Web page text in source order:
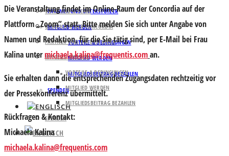
PARTNER UND UNTERSTÜTZER
MITGLIED WERDEN
VORTEILE & BEDINGUNGEN
MITGLIED WERDEN
MITGLIEDSBEITRAG BEZAHLEN
SPENDEN
VORSTAND & TEAM
GESCHICHTE DER CONCORDIA
PARTNER UND UNTERSTÜTZER
MITGLIED WERDEN
VORTEILE & BEDINGUNGEN
MITGLIED WERDEN
MITGLIEDSBEITRAG BEZAHLEN
SPENDEN
Die Veranstaltung findet im Online-Raum der Concordia auf der
Plattform „Zoom” statt. Bitte melden Sie sich unter Angabe von
Namen und Redaktion, für die Sie tätig sind, per E-Mail bei Frau
Kalina untermichaela.kalina@frequentis.coman.
Sie erhalten dann die entsprechenden Zugangsdaten rechtzeitig vor
der Pressekonferenz übermittelt.
Rückfragen & Kontakt:
Michaela Kalina
michaela.kalina@frequentis.com